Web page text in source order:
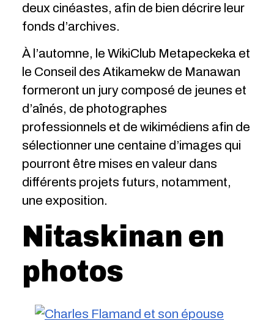
deux cinéastes, afin de bien décrire leur
fonds d’archives.
À l’automne, le WikiClub Metapeckeka et
le Conseil des Atikamekw de Manawan
formeront un jury composé de jeunes et
d’aînés, de photographes
professionnels et de wikimédiens afin de
sélectionner une centaine d’images qui
pourront être mises en valeur dans
différents projets futurs, notamment,
une exposition.
Nitaskinan en
photos